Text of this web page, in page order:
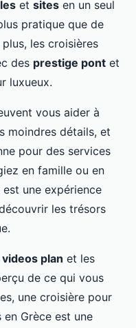
et sites en un seul
pratique que de
les croisières
des prestige pont et
luxueux.
vous aider à
moindres détails, et
pour des services
en famille ou en
une expérience
les trésors
videos plan et les
de ce qui vous
une croisière pour
Grèce est une